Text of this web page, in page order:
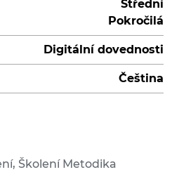
Střední
Pokročilá
Digitální dovednosti
Čeština
Školení Metodika